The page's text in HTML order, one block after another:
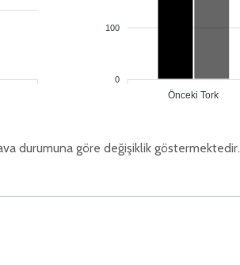
100
0
Önceki Tork
durumuna göre değişiklik göstermektedir.